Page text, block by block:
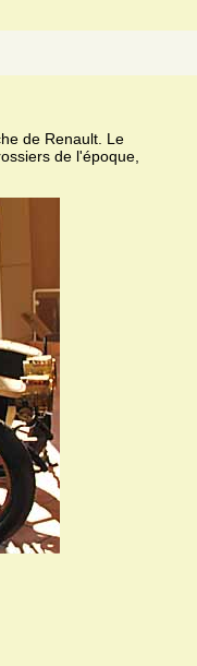
de Renault. Le
de l'époque,